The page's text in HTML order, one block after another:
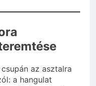
az asztalra
a hangulat